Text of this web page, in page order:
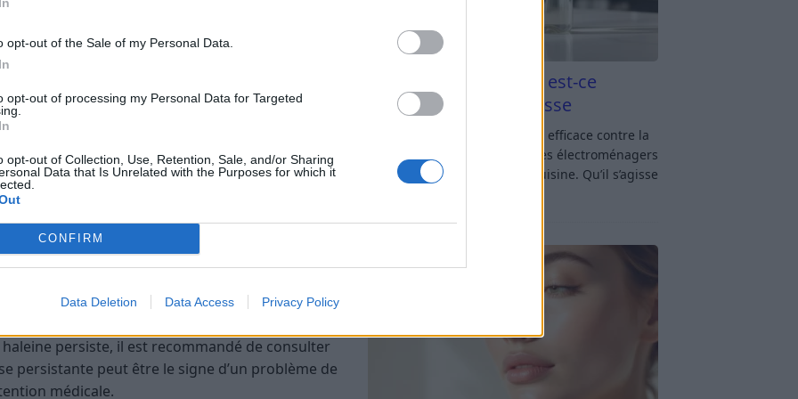
opt-out of the Sale of my Personal Data.
opt-out of processing my Personal Data for Targeted
opt-out of Collection, Use, Retention, Sale, and/or Sharing
Data that Is Unrelated with the Purposes for which it
CONFIRM
Data Deletion Data Access Privacy Policy
langue
notamment en buvant de l’eau et en évitant les
pour un nettoyage professionnel et des
des pastilles à la menthe pour stimuler la
contribuent à la mauvaise haleine
est une cause majeure de l’halitose
?
persiste, il est recommandé de consulter
persistante peut être le signe d’un problème de
médicale​.
Vinaigre blanc et four est-ce
efficace contre la graisse
Vinaigre blanc et four : est-ce efficace contre la
graisse ? Le four fait partie des électroménagers
les plus sollicités dans une cuisine. Qu’il s’agisse